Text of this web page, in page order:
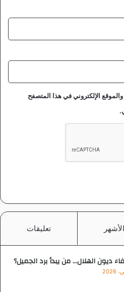
الإلكتروني في هذا المتصفح
الأشهر تعليقات
ديون الهلال… من يبدأ برد الجميل؟